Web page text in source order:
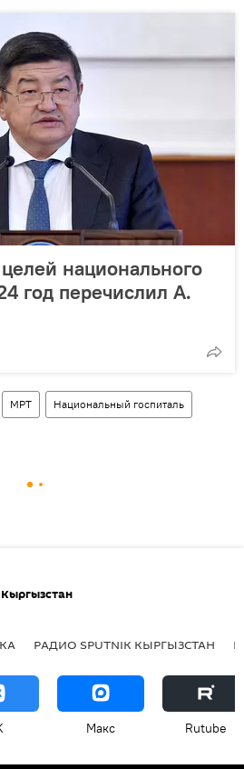
национального
год перечислил А.
МРТ Национальный госпиталь
Кыргызстан
РАДИО SPUTNIK КЫРГЫЗСТАН
Макс Rutube